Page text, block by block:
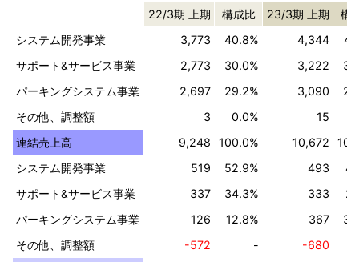
22/3期 上期 構成比 23/3期 上期 構
システム開発事業 3,773 40.8% 4,344
サポート&サービス事業 2,773 30.0% 3,222
パーキングシステム事業 2,697 29.2% 3,090
その他、調整額 3 0.0% 15
連結売上高 9,248 100.0% 10,672
システム開発事業 519 52.9% 493
サポート&サービス事業 337 34.3% 333
パーキングシステム事業 126 12.8% 367
その他、調整額 -572 - -680